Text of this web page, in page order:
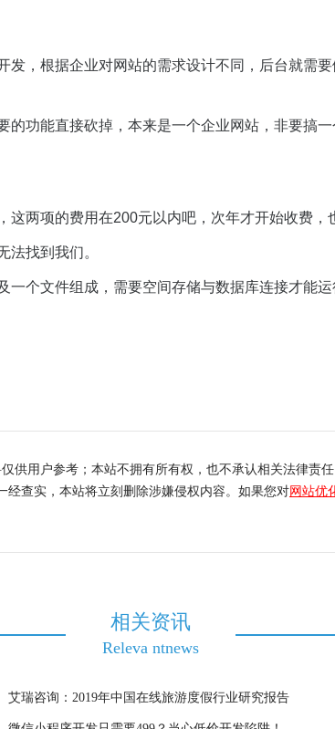
发，根据企业对网站的需求设计不同，后台就需
的功能直接砍掉，本来是一个企业网站，非要搞
两项的费用在200元以内吧，次年才开始收费，
法找到我们。
一个文件组成，需要空间存储与数据库连接才能
供用户参考；本站不拥有所有权，也不承认相关法律责
查实，本站将立刻删除涉嫌侵权内容。如果您对网站优
相关资讯
Releva ntnews
艾瑞咨询：2019年中国在线旅游度假行业研究报告